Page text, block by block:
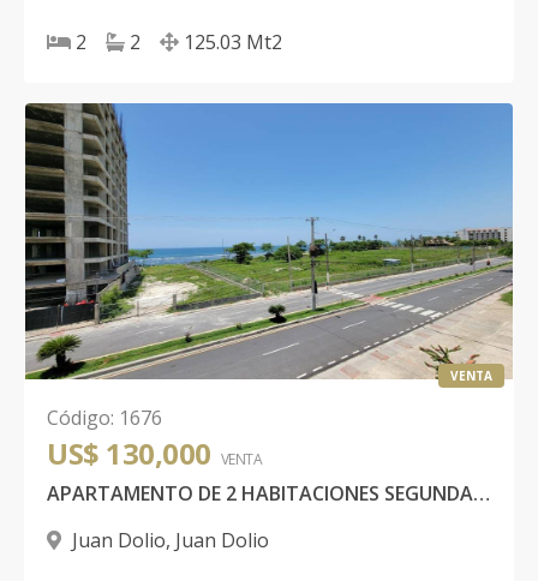
2 2 125.03 Mt2
VENTA
Código: 1676
US$ 130,000 VENTA
APARTAMENTO DE 2 HABITACIONES SEGUNDA LINEA DE PLAYA
Juan Dolio, Juan Dolio